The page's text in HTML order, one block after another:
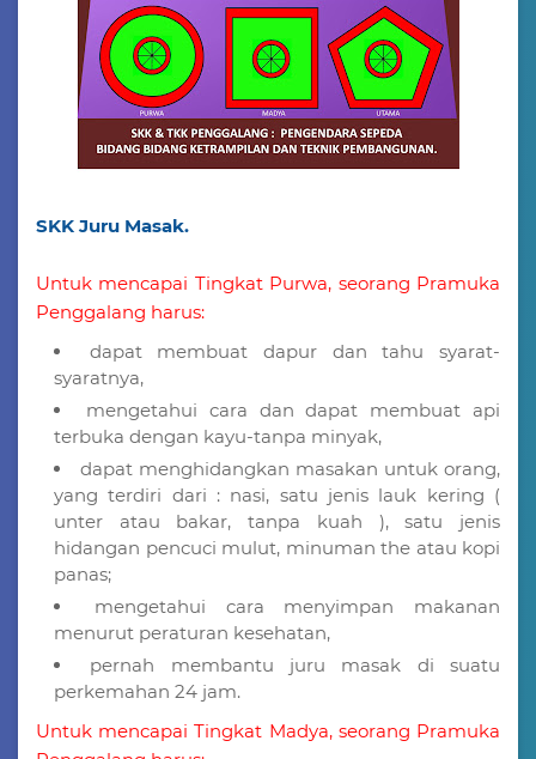
SKK Juru Masak.
Untuk mencapai Tingkat Purwa, seorang Pramuka
Penggalang harus:
dapat membuat dapur dan tahu syarat-
syaratnya,
mengetahui cara dan dapat membuat api
terbuka dengan kayu-tanpa minyak,
dapat menghidangkan masakan untuk orang,
yang terdiri dari : nasi, satu jenis lauk kering (
unter atau bakar, tanpa kuah ), satu jenis
hidangan pencuci mulut, minuman the atau kopi
panas;
mengetahui cara menyimpan makanan
menurut peraturan kesehatan,
pernah membantu juru masak di suatu
perkemahan 24 jam.
Untuk mencapai Tingkat Madya, seorang Pramuka